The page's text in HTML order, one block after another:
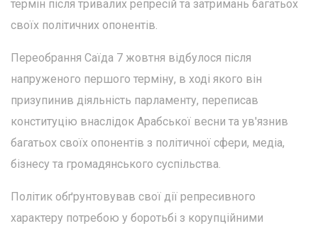
термін після тривалих репресій та затримань багатьох
своїх політичних опонентів.
Переобрання Саїда 7 жовтня відбулося після
напруженого першого терміну, в ході якого він
призупинив діяльність парламенту, переписав
конституцію внаслідок Арабської весни та ув'язнив
багатьох своїх опонентів з політичної сфери, медіа,
бізнесу та громадянського суспільства.
Політик обґрунтовував свої дії репресивного
характеру потребою у боротьбі з корупційними